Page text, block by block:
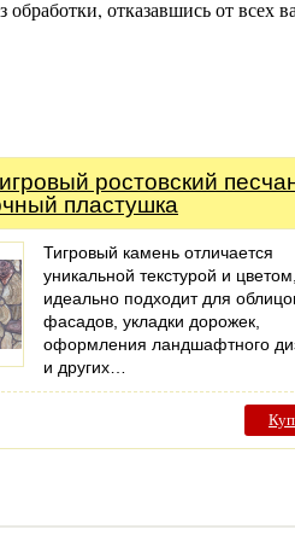
обработки, отказавшись от
ростовский
пластушка
Тигровый камень отличается
уникальной текстурой и
идеально подходит для
фасадов, укладки дорожек,
оформления ландшафтного
и других…